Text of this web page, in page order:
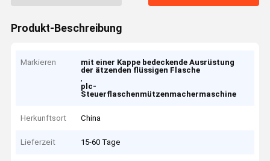
Produkt-Beschreibung
Markieren
mit einer Kappe bedeckende Ausrüstung
der ätzenden flüssigen Flasche
,
plc-
Steuerflaschenmützenmachermaschine
Herkunftsort China
Lieferzeit 15-60 Tage